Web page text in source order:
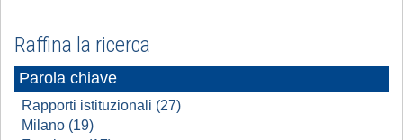
Raffina la ricerca
Parola chiave
Rapporti istituzionali (27)
Milano (19)